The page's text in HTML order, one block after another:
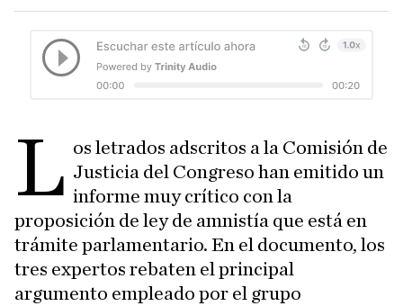
L os letrados adscritos a la Comisión de
Justicia del Congreso han emitido un
informe muy crítico con la
proposición de ley de amnistía que está en
trámite parlamentario. En el documento, los
tres expertos rebaten el principal
argumento empleado por el grupo